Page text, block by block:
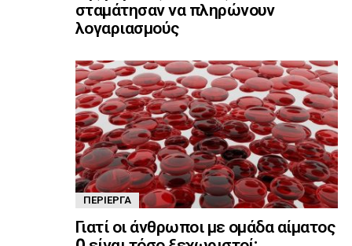
σταμάτησαν να πληρώνουν
λογαριασμούς
ΠΕΡΊΕΡΓΑ
Γιατί οι άνθρωποι με ομάδα αίματος